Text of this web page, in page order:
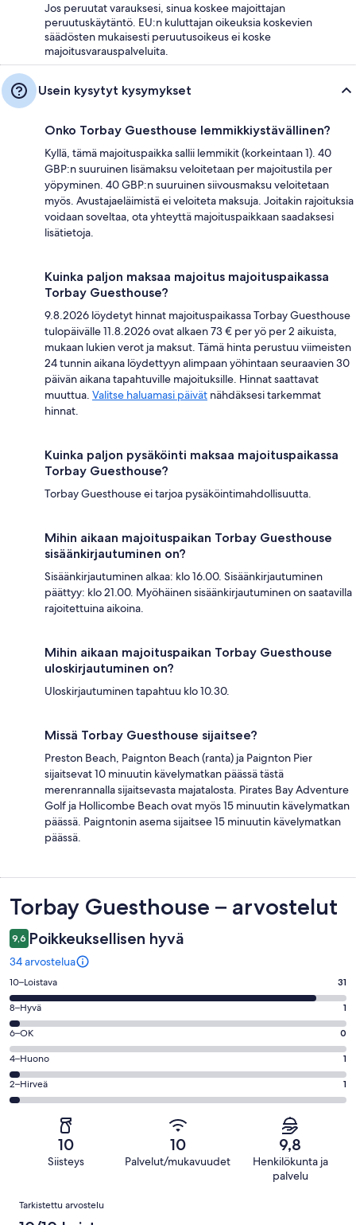
Jos peruutat varauksesi, sinua koskee majoittajan
peruutuskäytäntö. EU:n kuluttajan oikeuksia koskevien
säädösten mukaisesti peruutusoikeus ei koske
majoitusvarauspalveluita.
Usein kysytyt kysymykset
Onko Torbay Guesthouse lemmikkiystävällinen?
Kyllä, tämä majoituspaikka sallii lemmikit (korkeintaan 1). 40
GBP:n suuruinen lisämaksu veloitetaan per majoitustila per
yöpyminen. 40 GBP:n suuruinen siivousmaksu veloitetaan
myös. Avustajaeläimistä ei veloiteta maksuja. Joitakin rajoituksia
voidaan soveltaa, ota yhteyttä majoituspaikkaan saadaksesi
lisätietoja.
Kuinka paljon maksaa majoitus majoituspaikassa
Torbay Guesthouse?
9.8.2026 löydetyt hinnat majoituspaikassa Torbay Guesthouse
tulopäivälle 11.8.2026 ovat alkaen 73 € per yö per 2 aikuista,
mukaan lukien verot ja maksut. Tämä hinta perustuu viimeisten
24 tunnin aikana löydettyyn alimpaan yöhintaan seuraavien 30
päivän aikana tapahtuville majoituksille. Hinnat saattavat
muuttua. Valitse haluamasi päivät nähdäksesi tarkemmat
hinnat.
Kuinka paljon pysäköinti maksaa majoituspaikassa
Torbay Guesthouse?
Torbay Guesthouse ei tarjoa pysäköintimahdollisuutta.
Mihin aikaan majoituspaikan Torbay Guesthouse
sisäänkirjautuminen on?
Sisäänkirjautuminen alkaa: klo 16.00. Sisäänkirjautuminen
päättyy: klo 21.00. Myöhäinen sisäänkirjautuminen on saatavilla
rajoitettuina aikoina.
Mihin aikaan majoituspaikan Torbay Guesthouse
uloskirjautuminen on?
Uloskirjautuminen tapahtuu klo 10.30.
Missä Torbay Guesthouse sijaitsee?
Preston Beach, Paignton Beach (ranta) ja Paignton Pier
sijaitsevat 10 minuutin kävelymatkan päässä tästä
merenrannalla sijaitsevasta majatalosta. Pirates Bay Adventure
Golf ja Hollicombe Beach ovat myös 15 minuutin kävelymatkan
päässä. Paigntonin asema sijaitsee 15 minuutin kävelymatkan
päässä.
Arvostelut
Torbay Guesthouse – arvostelut
9,6 Poikkeuksellisen hyvä
34 arvostelua
Arvosana
10
-
Loistava.
31
kautta
34
arvostelua
10–Loistava 31
Arvosana
8
-
Hyvä.
1
kautta
arvostelua
8–Hyvä 1
Arvosana
6
-
OK.
0
arvostelua
6–OK 0
Arvosana
4
-
4–Huono 1
Arvosana
2
arvostelua
2–Hirveä 1
10
Siisteys
10
Palvelut/mukavuudet
9,8
Henkilökunta ja
palvelu
Arvostelut
Tarkistettu arvostelu